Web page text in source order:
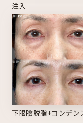
注入
下眼瞼脱脂+コンデン